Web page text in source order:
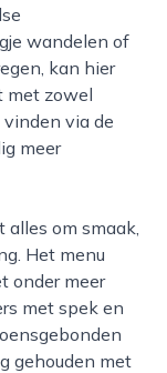
wandelen of
kan hier
met zowel
via de
meer
Het menu
onder meer
met spek en
gehouden met